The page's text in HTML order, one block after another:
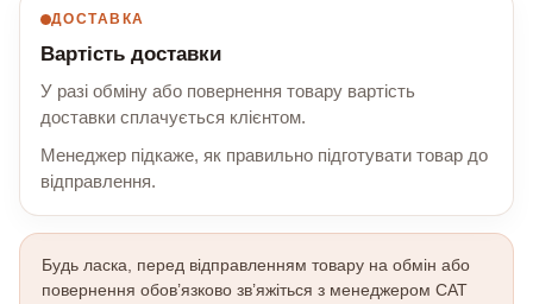
ДОСТАВКА
Вартість доставки
У разі обміну або повернення товару вартість
доставки сплачується клієнтом.
Менеджер підкаже, як правильно підготувати товар до
відправлення.
Будь ласка, перед відправленням товару на обмін або
повернення обов’язково зв’яжіться з менеджером CAT